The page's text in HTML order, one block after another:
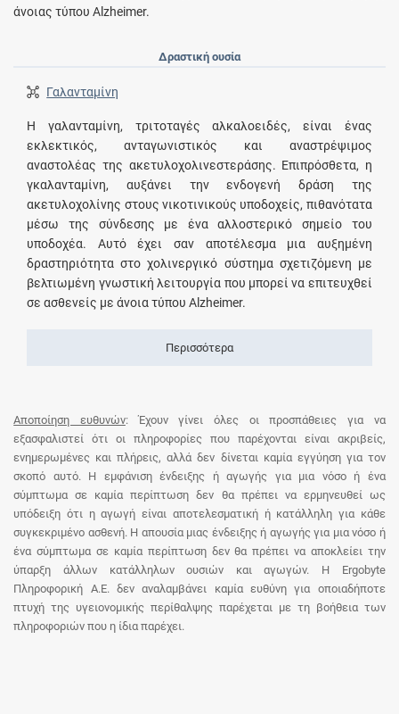
άνοιας τύπου Alzheimer.
Δραστική ουσία
Γαλανταμίνη
Η γαλανταμίνη, τριτοταγές αλκαλοειδές, είναι ένας
εκλεκτικός, ανταγωνιστικός και αναστρέψιμος
αναστολέας της ακετυλοχολινεστεράσης. Επιπρόσθετα, η
γκαλανταμίνη, αυξάνει την ενδογενή δράση της
ακετυλοχολίνης στους νικοτινικούς υποδοχείς, πιθανότατα
μέσω της σύνδεσης με ένα αλλοστερικό σημείο του
υποδοχέα. Αυτό έχει σαν αποτέλεσμα μια αυξημένη
δραστηριότητα στο χολινεργικό σύστημα σχετιζόμενη με
βελτιωμένη γνωστική λειτουργία που μπορεί να επιτευχθεί
σε ασθενείς με άνοια τύπου Alzheimer.
Περισσότερα
Αποποίηση ευθυνών: Έχουν γίνει όλες οι προσπάθειες για να
εξασφαλιστεί ότι οι πληροφορίες που παρέχονται είναι ακριβείς,
ενημερωμένες και πλήρεις, αλλά δεν δίνεται καμία εγγύηση για τον
σκοπό αυτό. Η εμφάνιση ένδειξης ή αγωγής για μια νόσο ή ένα
σύμπτωμα σε καμία περίπτωση δεν θα πρέπει να ερμηνευθεί ως
υπόδειξη ότι η αγωγή είναι αποτελεσματική ή κατάλληλη για κάθε
συγκεκριμένο ασθενή. Η απουσία μιας ένδειξης ή αγωγής για μια νόσο ή
ένα σύμπτωμα σε καμία περίπτωση δεν θα πρέπει να αποκλείει την
ύπαρξη άλλων κατάλληλων ουσιών και αγωγών. Η Ergobyte
Πληροφορική Α.Ε. δεν αναλαμβάνει καμία ευθύνη για οποιαδήποτε
πτυχή της υγειονομικής περίθαλψης παρέχεται με τη βοήθεια των
πληροφοριών που η ίδια παρέχει.